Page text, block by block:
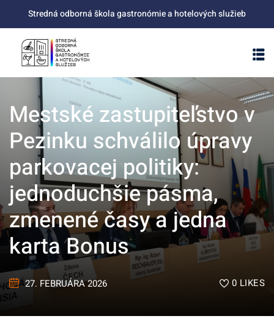
content
Stredná odborná škola gastronómie a hotelových služieb
Mestské zastupiteľstvo v
Pezinku schválilo úpravy
parkovacej politiky:
jednoduchšie pásma,
zmenené časy a jedna
karta Bonus
27. FEBRUÁRA 2026 0 LIKES